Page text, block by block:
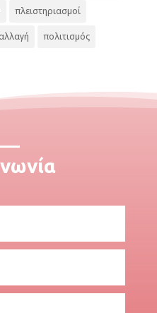
πλειστηριασμοί
πολιτισμός